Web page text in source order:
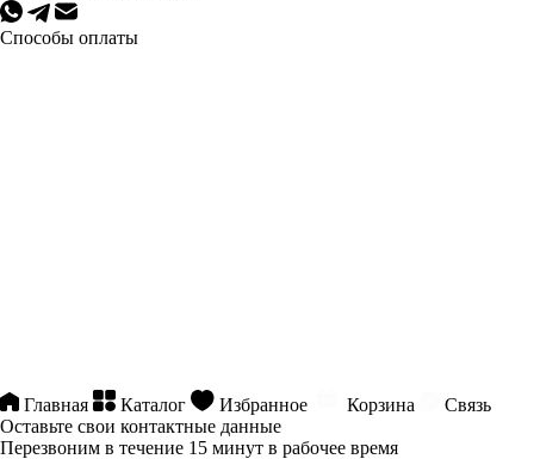
Способы оплаты
Главная Каталог Избранное Корзина
Связь
Оставьте свои контактные данные
Перезвоним в течение 15 минут в рабочее время